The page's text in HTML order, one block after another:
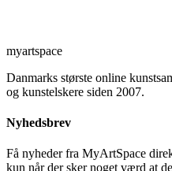
myartspace
Danmarks største online
og kunstelskere siden 2007.
Nyhedsbrev
Få nyheder fra MyArtSpace
kun når der sker noget værd at